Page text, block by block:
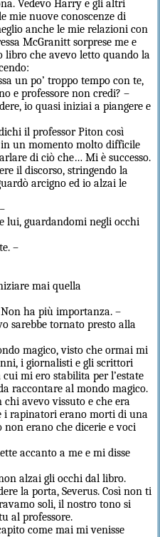
Vedevo Harry e gli altri
mie nuove conoscenze di
anche le mie relazioni con
McGranitt sorprese me e
libro che avevo letto quando la
un po’ troppo tempo con te,
e professore non credi? –
io quasi iniziai a piangere e
il professor Piton così
un momento molto difficile
di ciò che… Mi è successo.
il discorso, stringendo la
arcigno ed io alzai le
lui, guardandomi negli occhi
–
mai quella
ha più importanza. –
sarebbe tornato presto alla
magico, visto che ormai mi
i giornalisti e gli scrittori
mi ero stabilita per l’estate
raccontare al mondo magico.
chi avevo vissuto e che era
i rapinatori erano morti di una
erano che dicerie e voci
accanto a me e mi disse
alzai gli occhi dal libro.
la porta, Severus. Così non ti
soli, il nostro tono si
al professore.
come mai mi venisse